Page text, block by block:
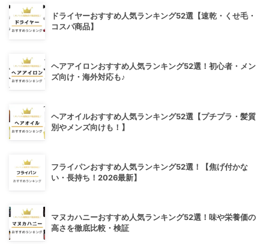
ドライヤーおすすめ人気ランキング52選【速乾・くせ毛・
コスパ商品】
ヘアアイロンおすすめ人気ランキング52選！初心者・メン
ズ向け・海外対応も♪
ヘアオイルおすすめ人気ランキング52選【プチプラ・髪質
別やメンズ向けも！】
フライパンおすすめ人気ランキング52選！【焦げ付かな
い・長持ち！2026最新】
マヌカハニーおすすめ人気ランキング52選！味や栄養価の
高さを徹底比較・検証